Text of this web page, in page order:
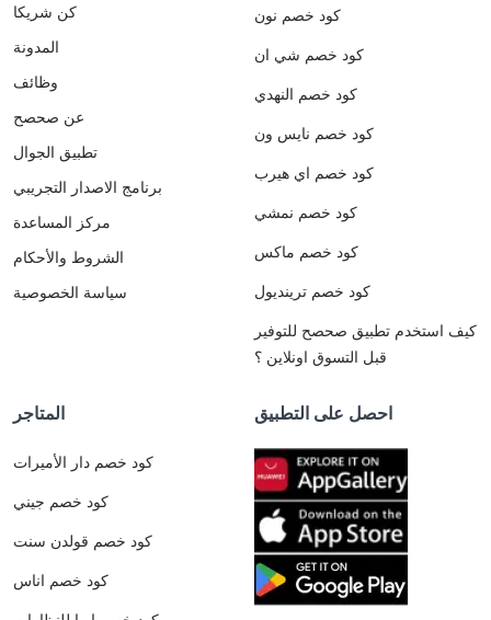
كن شريكا
المدونة
وظائف
عن صحصح
تطبيق الجوال
برنامج الاصدار التجريبي
مركز المساعدة
الشروط والأحكام
سياسة الخصوصية
كود خصم نون
كود خصم شي ان
كود خصم النهدي
كود خصم نايس ون
كود خصم اي هيرب
كود خصم نمشي
كود خصم ماكس
كود خصم ترينديول
كيف استخدم تطبيق صحصح للتوفير
قبل التسوق اونلاين ؟
المتاجر
كود خصم دار الأميرات
كود خصم جيني
كود خصم قولدن سنت
كود خصم اناس
احصل على التطبيق